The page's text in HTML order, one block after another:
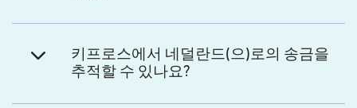
키프로스에서 네덜란드(으)로의 송금을
추적할 수 있나요?